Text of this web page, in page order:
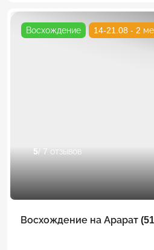
Восхождение 14-21.08 - 2
5/ 7 отзывов
Восхождение на Арарат